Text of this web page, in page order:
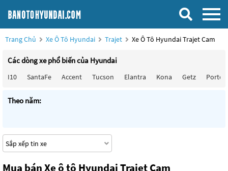
Trang Chủ Xe Ô Tô Hyundai Trajet Xe Ô Tô Hyundai Trajet Cam
Các dòng xe phổ biến của Hyundai
I10 SantaFe Accent Tucson Elantra Kona Getz Porter
Theo năm:
Mua bán Xe ô tô Hyundai Trajet Cam